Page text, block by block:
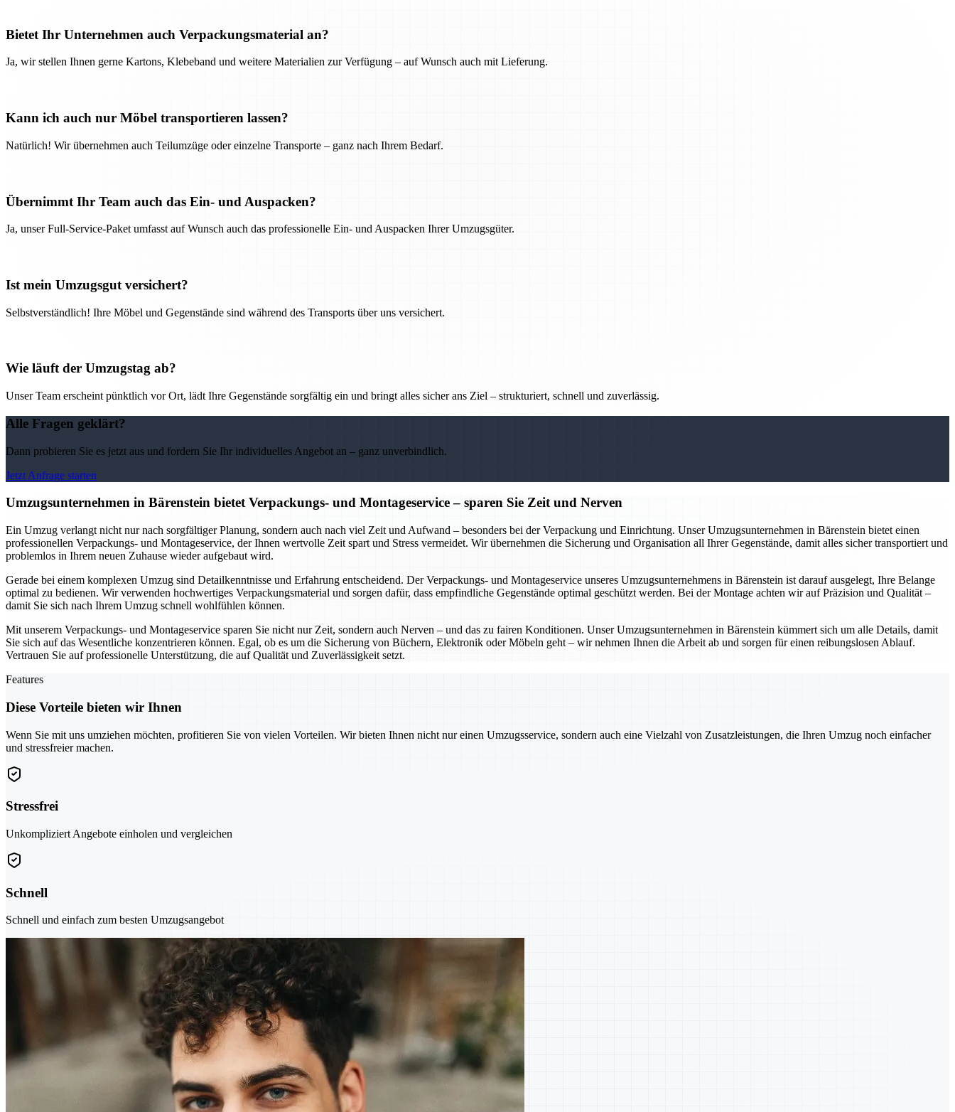
Bietet Ihr Unternehmen auch Verpackungsmaterial an?
Ja, wir stellen Ihnen gerne Kartons, Klebeband und weitere Materialien zur Verfügung – auf Wunsch auch mit Lieferung.
Kann ich auch nur Möbel transportieren lassen?
Natürlich! Wir übernehmen auch Teilumzüge oder einzelne Transporte – ganz nach Ihrem Bedarf.
Übernimmt Ihr Team auch das Ein- und Auspacken?
Ja, unser Full-Service-Paket umfasst auf Wunsch auch das professionelle Ein- und Auspacken Ihrer Umzugsgüter.
Ist mein Umzugsgut versichert?
Selbstverständlich! Ihre Möbel und Gegenstände sind während des Transports über uns versichert.
Wie läuft der Umzugstag ab?
Unser Team erscheint pünktlich vor Ort, lädt Ihre Gegenstände sorgfältig ein und bringt alles sicher ans Ziel – strukturiert, schnell und zuverlässig.
Alle Fragen geklärt?
Dann probieren Sie es jetzt aus und fordern Sie Ihr individuelles Angebot an – ganz unverbindlich.
Jetzt Anfrage starten
Umzugsunternehmen in Bärenstein bietet Verpackungs- und Montageservice – sparen Sie Zeit und Nerven
Ein Umzug verlangt nicht nur nach sorgfältiger Planung, sondern auch nach viel Zeit und Aufwand – besonders bei der Verpackung und Einrichtung. Unser Umzugsunternehmen in Bärenstein bietet einen
professionellen Verpackungs- und Montageservice, der Ihnen wertvolle Zeit spart und Stress vermeidet. Wir übernehmen die Sicherung und Organisation all Ihrer Gegenstände, damit alles sicher transportiert und
problemlos in Ihrem neuen Zuhause wieder aufgebaut wird.
Gerade bei einem komplexen Umzug sind Detailkenntnisse und Erfahrung entscheidend. Der Verpackungs- und Montageservice unseres Umzugsunternehmens in Bärenstein ist darauf ausgelegt, Ihre Belange
optimal zu bedienen. Wir verwenden hochwertiges Verpackungsmaterial und sorgen dafür, dass empfindliche Gegenstände optimal geschützt werden. Bei der Montage achten wir auf Präzision und Qualität –
damit Sie sich nach Ihrem Umzug schnell wohlfühlen können.
Mit unserem Verpackungs- und Montageservice sparen Sie nicht nur Zeit, sondern auch Nerven – und das zu fairen Konditionen. Unser Umzugsunternehmen in Bärenstein kümmert sich um alle Details, damit
Sie sich auf das Wesentliche konzentrieren können. Egal, ob es um die Sicherung von Büchern, Elektronik oder Möbeln geht – wir nehmen Ihnen die Arbeit ab und sorgen für einen reibungslosen Ablauf.
Vertrauen Sie auf professionelle Unterstützung, die auf Qualität und Zuverlässigkeit setzt.
Features
Diese Vorteile bieten wir Ihnen
Wenn Sie mit uns umziehen möchten, profitieren Sie von vielen Vorteilen. Wir bieten Ihnen nicht nur einen Umzugsservice, sondern auch eine Vielzahl von Zusatzleistungen, die Ihren Umzug noch einfacher
und stressfreier machen.
Stressfrei
Unkompliziert Angebote einholen und vergleichen
Schnell
Schnell und einfach zum besten Umzugsangebot